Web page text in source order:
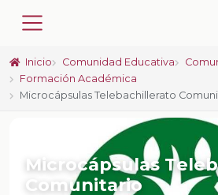
Inicio Comunidad Educativa
Formación Académica
Microcápsulas Telebachillerato
Microcápsulas
Comunitario